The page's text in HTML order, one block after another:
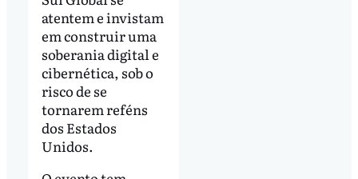
atentem e invistam
em construir uma
soberania digital e
cibernética, sob o
risco de se
tornarem reféns
dos Estados
Unidos.